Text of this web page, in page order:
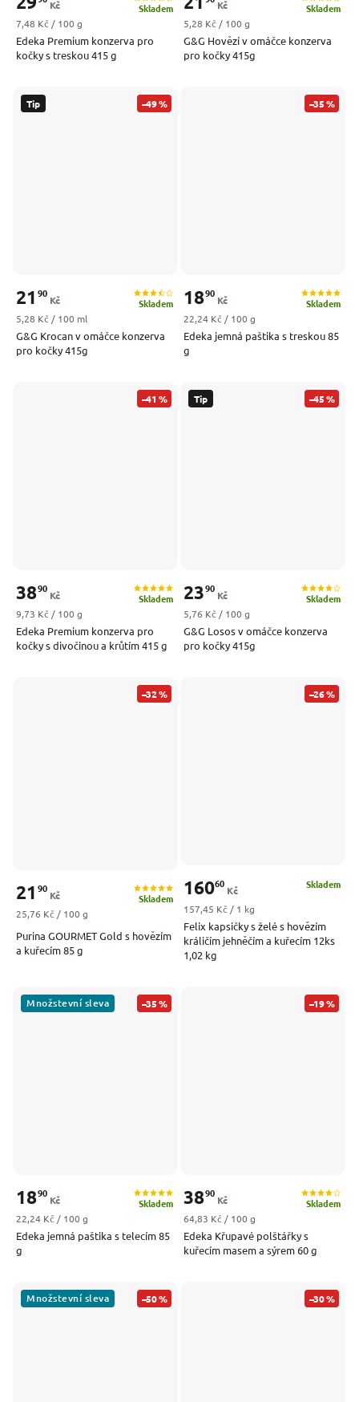
Edeka Premium konzerva pro
kočky s treskou 415 g
Skladem
Kč
Měrná cena:
7,48 Kč / 100 g
G&G Hovězí v omáčce konzerva
pro kočky 415g
Skladem
Kč
Měrná cena:
5,28 Kč / 100 g
Tip –49 %
G&G Krocan v omáčce konzerva
pro kočky 415g
Skladem
21 90
Kč
Měrná cena:
5,28 Kč / 100 ml
–35 %
Edeka jemná paštika s treskou 85
g
Skladem
1890
Kč
Měrná cena:
22,24 Kč / 100 g
–41 %
Edeka Premium konzerva pro
kočky s divočinou a krůtím 415 g
Skladem
3890
Kč
Měrná cena:
9,73 Kč / 100 g
Tip –45 %
G&G Losos v omáčce konzerva
pro kočky 415g
Skladem
2390
Kč
Měrná cena:
5,76 Kč / 100 g
–32 %
Purina GOURMET Gold s hovězím
a kuřecím 85 g
Skladem
21 90
Kč
Měrná cena:
25,76 Kč / 100 g
–26 %
Felix kapsičky s želé s hovězím
králičím jehněčím a kuřecím 12ks
1,02 kg
Skladem
16060
Kč
Měrná cena:
157,45 Kč / 1 kg
Množstevní sleva –35 %
Edeka jemná paštika s telecím 85
g
Skladem
1890
Kč
Měrná cena:
22,24 Kč / 100 g
–19 %
Edeka Křupavé polštářky s
kuřecím masem a sýrem 60 g
Skladem
3890
Kč
Měrná cena:
64,83 Kč / 100 g
Množstevní sleva –50 % –30 %